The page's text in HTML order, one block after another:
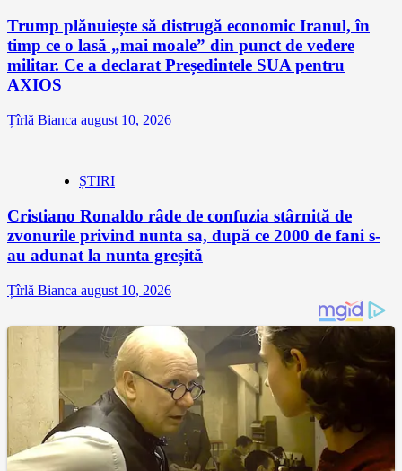
Trump plănuiește să distrugă economic Iranul, în
timp ce o lasă „mai moale” din punct de vedere
militar. Ce a declarat Președintele SUA pentru
AXIOS
Țîrlă Bianca august 10, 2026
ȘTIRI
Cristiano Ronaldo râde de confuzia stârnită de
zvonurile privind nunta sa, după ce 2000 de fani s-
au adunat la nunta greșită
Țîrlă Bianca august 10, 2026